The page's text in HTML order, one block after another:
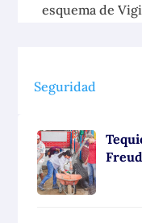
esquema de
Seguridad